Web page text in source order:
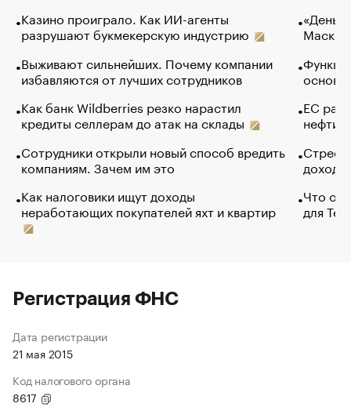
Казино проиграло. Как ИИ-агенты
разрушают букмекерскую индустрию
Выживают сильнейших. Почему компании
избавляются от лучших сотрудников
Как банк Wildberries резко нарастил
кредиты селлерам до атак на склады
Сотрудники открыли новый способ вредить
компаниям. Зачем им это
Как налоговики ищут доходы
неработающих покупателей яхт и квартир
Маск в
основ
ЕС
нефти
Что
для
Регистрация ФНС
Дата регистрации
21 мая 2015
Код налогового органа
8617